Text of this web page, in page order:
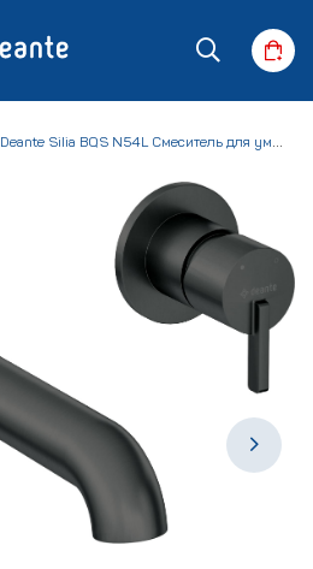
Deante Silia BQS N54L Смеситель для умывальника